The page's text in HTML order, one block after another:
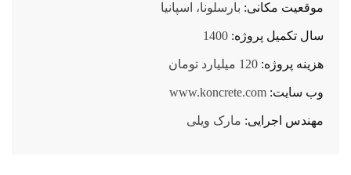
موقعیت مکانی: بارسلونا، اسپانیا
سال تکمیل پروژه: 1400
هزینه پروژه: 120 میلیارد تومان
وب سایت: www.koncrete.com
مهندس اجرایی: مارک ویلی